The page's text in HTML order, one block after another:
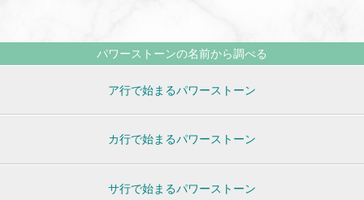
パワーストーンの名前から調べる
ア行で始まるパワーストーン
カ行で始まるパワーストーン
サ行で始まるパワーストーン